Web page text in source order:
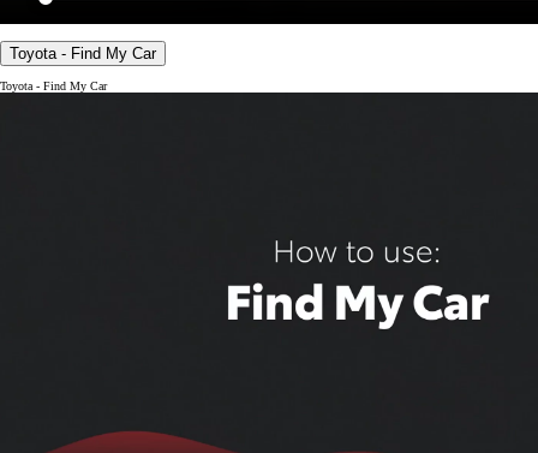
Toyota - Find My Car
Toyota - Find My Car